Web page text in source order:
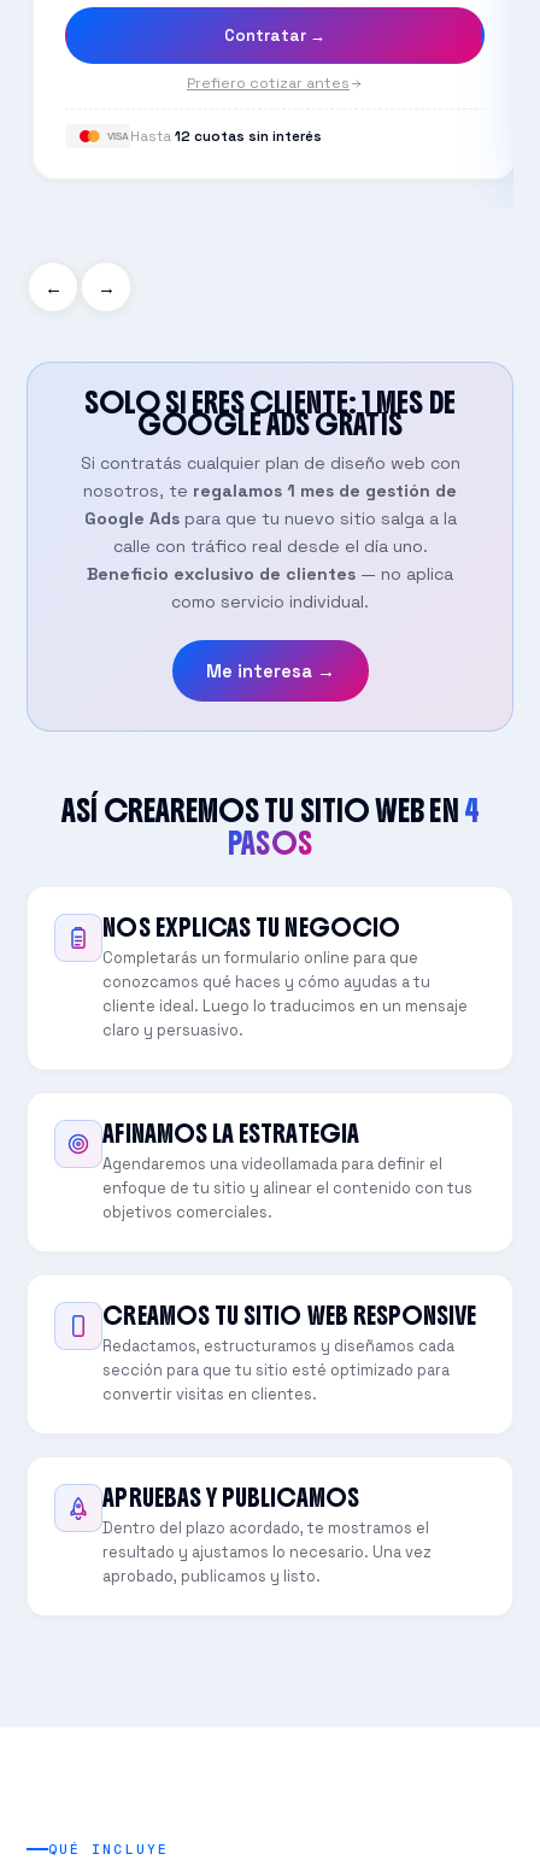
Contratar →
Prefiero cotizar antes
VISA Hasta 12 cuotas sin interés
← →
SOLO SI ERES CLIENTE: 1 MES DE
GOOGLE ADSGRATIS
Si contratás cualquier plan de diseño web con
nosotros, te regalamos 1 mes de gestión de
Google Adspara que tu nuevo sitio salga a la
calle con tráfico real desde el día uno.
Beneficio exclusivo de clientes — no aplica
como servicio individual.
Me interesa →
ASÍ CREAREMOS TU SITIO WEB EN4
PASOS
NOS EXPLICAS TU NEGOCIO
Completarás un formulario online para que
conozcamos qué haces y cómo ayudas a tu
cliente ideal. Luego lo traducimos en un mensaje
claro y persuasivo.
AFINAMOS LA ESTRATEGIA
Agendaremos una videollamada para definir el
enfoque de tu sitio y alinear el contenido con tus
objetivos comerciales.
CREAMOS TU SITIO WEB RESPONSIVE
Redactamos, estructuramos y diseñamos cada
sección para que tu sitio esté optimizado para
convertir visitas en clientes.
APRUEBAS Y PUBLICAMOS
Dentro del plazo acordado, te mostramos el
resultado y ajustamos lo necesario. Una vez
aprobado, publicamos y listo.
QUÉ INCLUYE